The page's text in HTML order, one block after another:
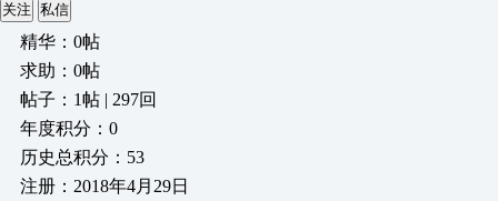
关注 私信
精华：0帖
求助：0帖
帖子：1帖 | 297回
年度积分：0
历史总积分：53
注册：2018年4月29日